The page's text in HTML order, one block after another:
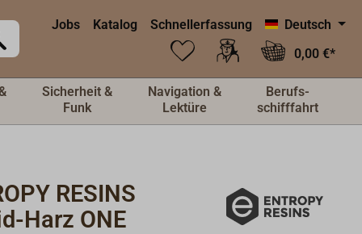
Jobs Katalog Schnellerfassung
Deutsch
0,00 €*
Sicherheit &
Funk
Navigation &
Lektüre
Berufs-
schifffahrt
RESINS
Harz ONE